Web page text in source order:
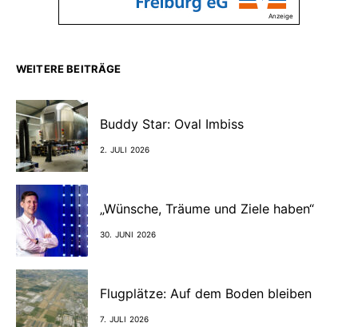
Anzeige
WEITERE BEITRÄGE
Buddy Star: Oval Imbiss
2. JULI 2026
„Wünsche, Träume und Ziele haben“
30. JUNI 2026
Flugplätze: Auf dem Boden bleiben
7. JULI 2026